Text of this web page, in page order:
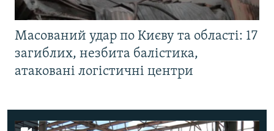
Масований удар по Києву та області: 17
загиблих, незбита балістика,
атаковані логістичні центри